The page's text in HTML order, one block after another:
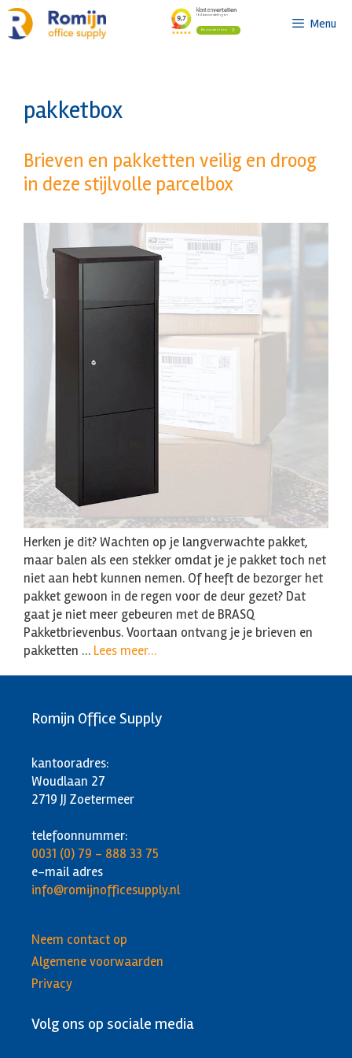
Ga
naar
de
Menu
pakketbox
Brieven en pakketten veilig en droog
in deze stijlvolle parcelbox
Herken je dit? Wachten op je langverwachte pakket,
maar balen als een stekker omdat je je pakket toch net
niet aan hebt kunnen nemen. Of heeft de bezorger het
pakket gewoon in de regen voor de deur gezet? Dat
gaat je niet meer gebeuren met de BRASQ
Pakketbrievenbus. Voortaan ontvang je je brieven en
pakketten … Lees meer…
Romijn Office Supply
kantooradres:
Woudlaan 27
2719 JJ Zoetermeer
telefoonnummer:
0031 (0) 79 - 888 33 75
e-mail adres
info@romijnofficesupply.nl
Neem contact op
Algemene voorwaarden
Privacy
Volg ons op sociale media